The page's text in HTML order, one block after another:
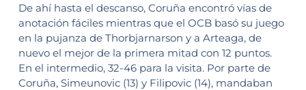
De ahí hasta el descanso, Coruña encontró vías de
anotación fáciles mientras que el OCB basó su juego
en la pujanza de Thorbjarnarson y a Arteaga, de
nuevo el mejor de la primera mitad con 12 puntos.
En el intermedio, 32-46 para la visita. Por parte de
Coruña, Simeunovic (13) y Filipovic (14), mandaban